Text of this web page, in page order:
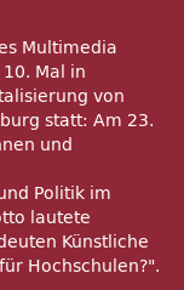
Multimedia
Mal in
von
statt: Am 23.
und
Politik im
lautete
Künstliche
Hochschulen? .